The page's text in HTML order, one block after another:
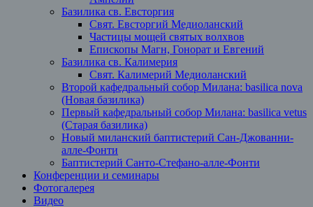
Базилика св. Евсторгия
Свят. Евсторгий Медиоланский
Частицы мощей святых волхвов
Епископы Магн, Гонорат и Евгений
Базилика св. Калимерия
Свят. Калимерий Медиоланский
Второй кафедральный собор Милана: basilica nova
(Новая базилика)
Первый кафедральный собор Милана: basilica vetus
(Старая базилика)
Новый миланский баптистерий Сан-Джованни-
алле-Фонти
Баптистерий Санто-Стефано-алле-Фонти
Конференции и семинары
Фотогалерея
Видео